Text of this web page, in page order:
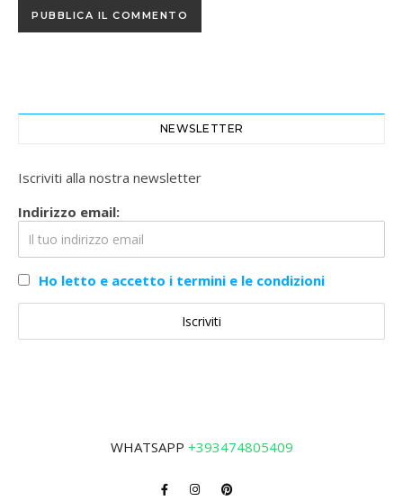
NEWSLETTER
Iscriviti alla nostra newsletter
Indirizzo email:
Ho letto e accetto i termini e le condizioni
WHATSAPP +393474805409